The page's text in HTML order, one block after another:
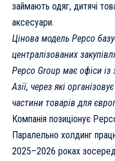
займають одяг, дитячі
аксесуари.
Цінова модель Pepco
централізованих
Pepco Group має офіси із
Азії, через які
частини товарів для
Компанія позиціонує
Паралельно холдинг
2025–2026 роках